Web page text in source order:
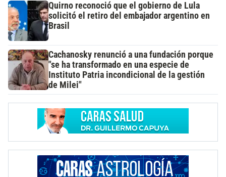
Quirno reconoció que el gobierno de Lula
solicitó el retiro del embajador argentino en
Brasil
Cachanosky renunció a una fundación porque
"se ha transformado en una especie de
Instituto Patria incondicional de la gestión
de Milei"